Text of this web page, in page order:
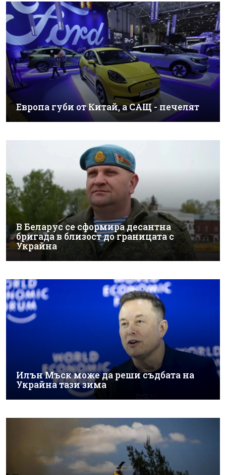
Европа губи от Китай, а САЩ - печелят
В Беларус се сформира десантна
бригада в близост до границата с
Украйна
Илън Мъск може да реши съдбата на
Украйна тази зима